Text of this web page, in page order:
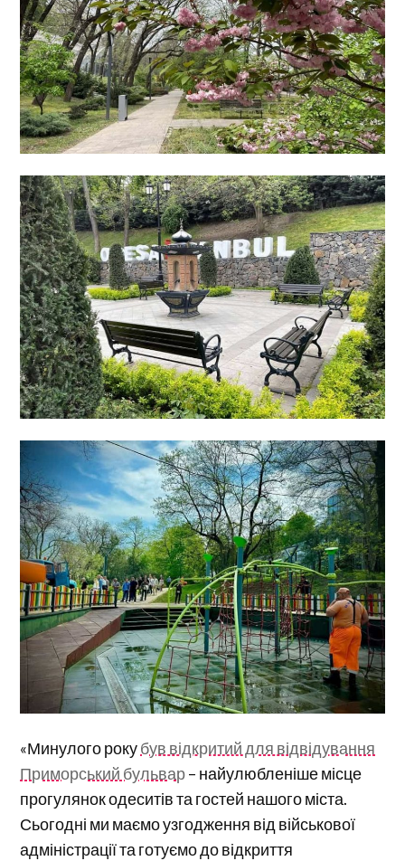
«Минулого рокубув відкритий для відвідування
Приморський бульвар– найулюбленіше місце
прогулянок одеситів та гостей нашого міста.
Сьогодні ми маємо узгодження від військової
адміністрації та готуємо до відкриття